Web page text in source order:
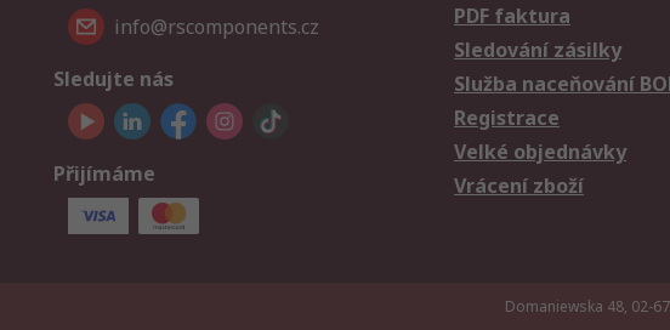
info@rscomponents.cz
Sledujte nás
Přijímáme
PDF faktura
Sledování zásilky
Služba naceňování
Registrace
Velké objednávky
Vrácení zboží
Domaniewska 48, 02-